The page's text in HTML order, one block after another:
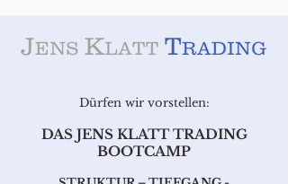
Dürfen wir vorstellen:
DAS JENS KLATT TRADING
BOOTCAMP